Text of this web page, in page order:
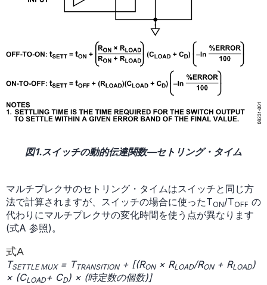
図1.スイッチの動的伝達関数—セトリング・タイム
マルチプレクサのセトリング・タイムはスイッチと同じ方
法で計算されますが、スイッチの場合に使ったTON/TOFF の
代わりにマルチプレクサの変化時間を使う点が異なります
(式A 参照)。
式A
TSETTLE MUX= TTRANSITION+ [(RON× RLOAD/RON+ RLOAD)
× (CLOAD+ CD) × (時定数の個数)]